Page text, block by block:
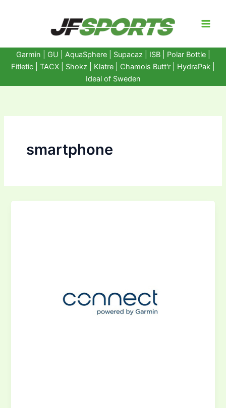
Garmin GU AquaSphere| Supacaz | ISB | Polar Bottle|
Fitletic
TACX Shokz Klatre Chamois Butt'r HydraPak
Ideal of Sweden
smartphone